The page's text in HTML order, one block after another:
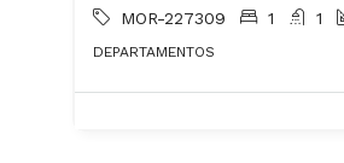
MOR-227309 1 1
DEPARTAMENTOS